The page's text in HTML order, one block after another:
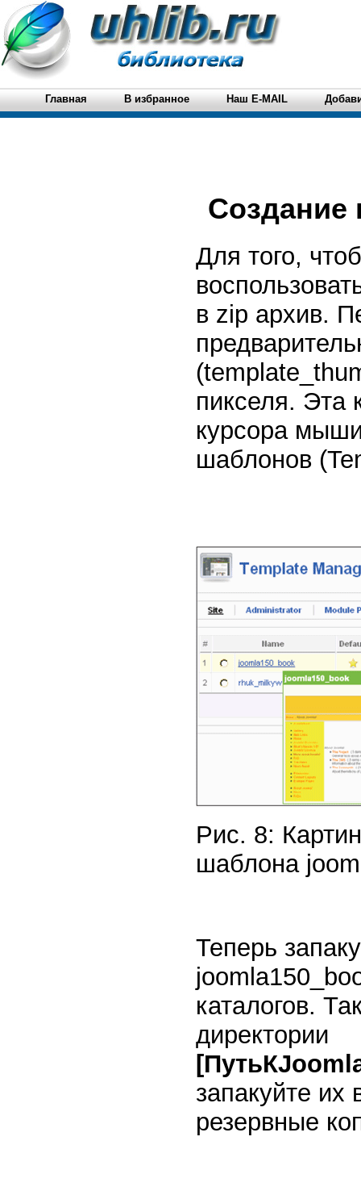
Главная В избранное Наш E-MAIL
Создание
Для того,
в zip архив.
пикселя. Эта
курсора
шаблонов
Рис. 8:
шаблона
Теперь
каталогов.
директории
запакуйте их
резервные